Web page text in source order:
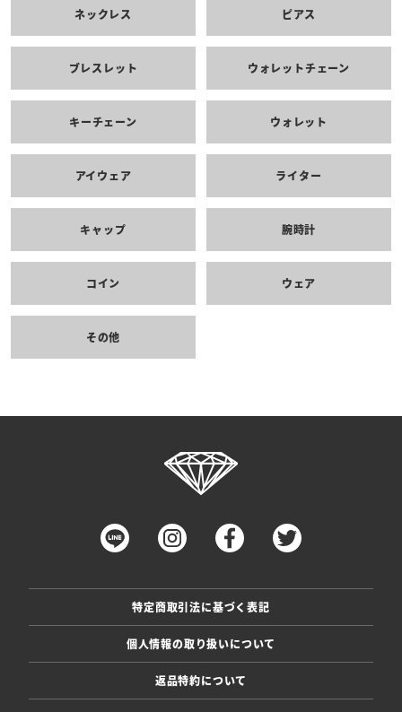
ネックレス ピアス
ブレスレット ウォレットチェーン
キーチェーン ウォレット
アイウェア ライター
キャップ 腕時計
コイン ウェア
その他
特定商取引法に基づく表記
個人情報の取り扱いについて
返品特約について